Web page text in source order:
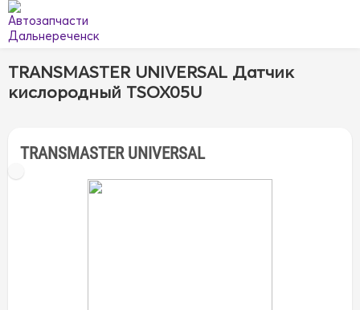
TRANSMASTER UNIVERSAL Датчик
кислородный TSOX05U
TRANSMASTER UNIVERSAL